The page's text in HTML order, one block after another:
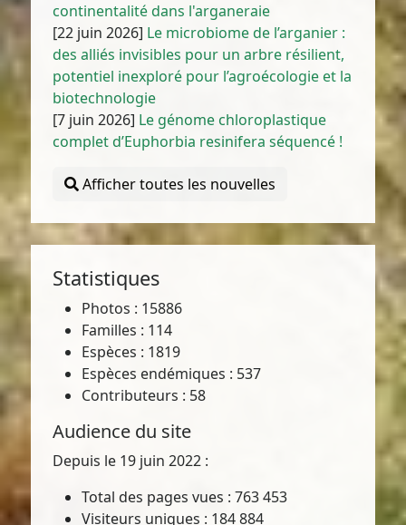
continentalité dans l'arganeraie
[22 juin 2026] Le microbiome de l’arganier :
des alliés invisibles pour un arbre résilient,
potentiel inexploré pour l’agroécologie et la
biotechnologie
[7 juin 2026] Le génome chloroplastique
complet d’Euphorbia resinifera séquencé !
Afficher toutes les nouvelles
Statistiques
Photos : 15886
Familles : 114
Espèces : 1819
Espèces endémiques : 537
Contributeurs : 58
Audience du site
Depuis le 19 juin 2022 :
Total des pages vues : 763 453
Visiteurs uniques : 184 884